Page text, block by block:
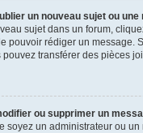
un nouveau sujet ou une
sujet dans un forum,
pouvoir rédiger un message.
transférer des pièces
ou supprimer un
soyez un administrateur ou